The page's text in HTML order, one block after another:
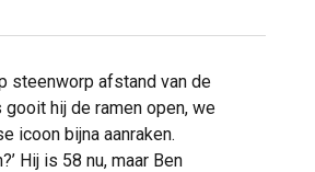
steenworp afstand van de
hij de ramen open, we
icoon bijna aanraken.
Hij is 58 nu, maar Ben